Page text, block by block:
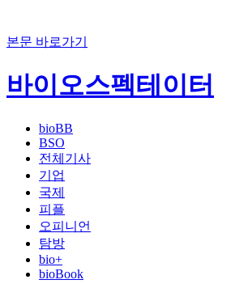
본문 바로가기
바이오스펙테이터
bioBB
BSO
전체기사
기업
국제
피플
오피니언
탐방
bio+
bioBook